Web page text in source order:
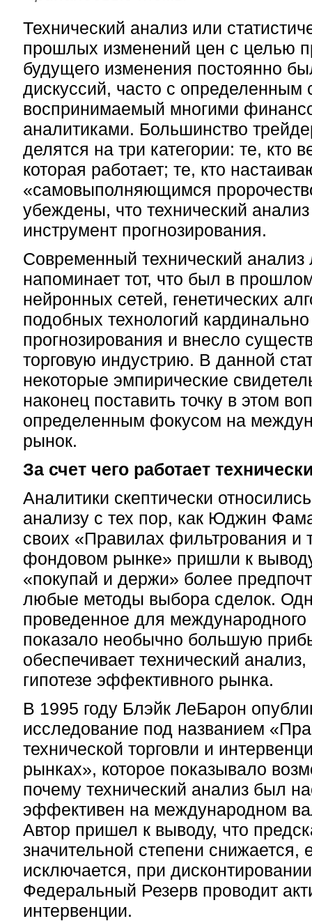
Технический анализ или
прошлых изменений цен с целью
будущего изменения постоянно
дискуссий, часто с определенным
воспринимаемый многими
аналитиками. Большинство
делятся на три категории: те, кто
которая работает; те, кто
«самовыполняющимся
убеждены, что технический анализ
инструмент прогнозирования.
Современный технический
напоминает тот, что был в
нейронных сетей, генетических
подобных технологий
прогнозирования и внесло
торговую индустрию. В данной
некоторые эмпирические
наконец поставить точку в этом
определенным фокусом на
рынок.
За счет чего работает
Аналитики скептически
анализу с тех пор, как Юджин
своих «Правилах фильтрования и
фондовом рынке» пришли к
«покупай и держи» более
любые методы выбора сделок.
проведенное для
показало необычно большую
обеспечивает технический
гипотезе эффективного рынка.
В 1995 году Блэйк ЛеБарон
исследование под названием
технической торговли и
рынках», которое показывало
почему технический анализ был
эффективен на международном
Автор пришел к выводу, что
значительной степени снижается,
исключается, при
Федеральный Резерв проводит
интервенции.